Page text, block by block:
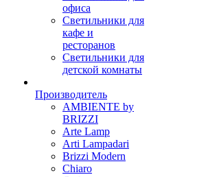
офиса
Светильники для
кафе и
ресторанов
Светильники для
детской комнаты
Производитель
AMBIENTE by
BRIZZI
Arte Lamp
Arti Lampadari
Brizzi Modern
Chiaro